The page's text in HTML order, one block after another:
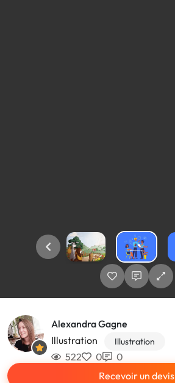
Alexandra Gagne
Illustration
Illustration
522 0
0
Recevoir un devis